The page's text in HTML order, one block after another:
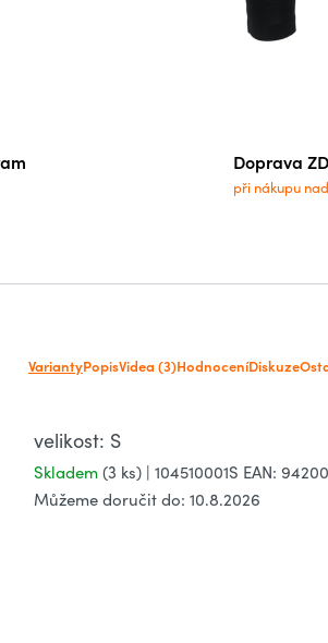
Doprava
při nákupu
VariantyPopisVidea (3)HodnoceníDiskuze
velikost: S
Skladem (3 ks) | 104510001S EAN:
Můžeme doručit do: 10.8.2026